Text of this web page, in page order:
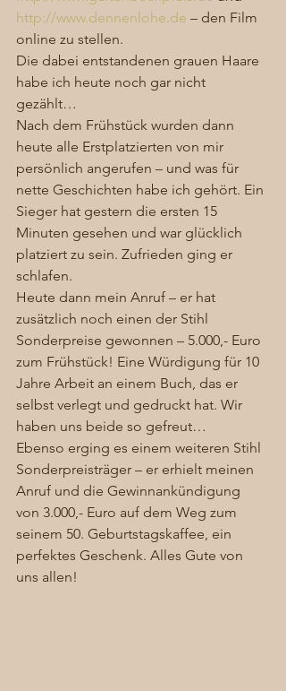
http://www.dennenlohe.de – den Film
online zu stellen.
Die dabei entstandenen grauen Haare
habe ich heute noch gar nicht
gezählt…
Nach dem Frühstück wurden dann
heute alle Erstplatzierten von mir
persönlich angerufen – und was für
nette Geschichten habe ich gehört. Ein
Sieger hat gestern die ersten 15
Minuten gesehen und war glücklich
platziert zu sein. Zufrieden ging er
schlafen.
Heute dann mein Anruf – er hat
zusätzlich noch einen der Stihl
Sonderpreise gewonnen – 5.000,- Euro
zum Frühstück! Eine Würdigung für 10
Jahre Arbeit an einem Buch, das er
selbst verlegt und gedruckt hat. Wir
haben uns beide so gefreut…
Ebenso erging es einem weiteren Stihl
Sonderpreisträger – er erhielt meinen
Anruf und die Gewinnankündigung
von 3.000,- Euro auf dem Weg zum
seinem 50. Geburtstagskaffee, ein
perfektes Geschenk. Alles Gute von
uns allen!